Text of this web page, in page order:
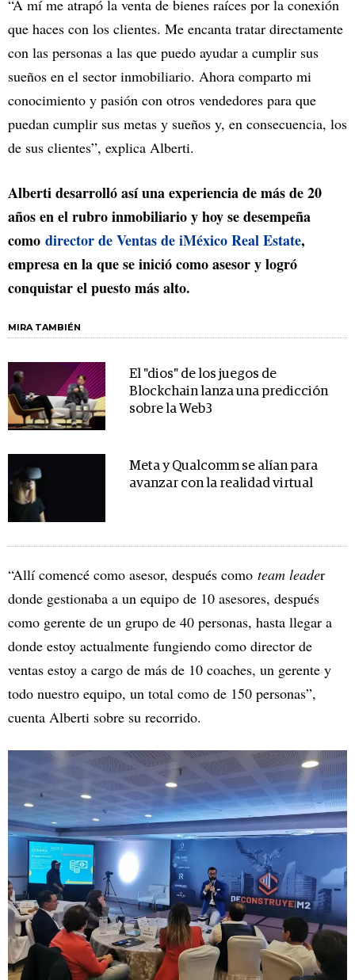
“A mí me atrapó la venta de bienes raíces por la conexión
que haces con los clientes. Me encanta tratar directamente
con las personas a las que puedo ayudar a cumplir sus
sueños en el sector inmobiliario. Ahora comparto mi
conocimiento y pasión con otros vendedores para que
puedan cumplir sus metas y sueños y, en consecuencia, los
de sus clientes”, explica Alberti.
Alberti desarrolló así una experiencia de más de 20
años en el rubro inmobiliario y hoy se desempeña
como director de Ventas de iMéxico Real Estate,
empresa en la que se inició como asesor y logró
conquistar el puesto más alto.
MIRA TAMBIÉN
El "dios" de los juegos de
Blockchain lanza una predicción
sobre la Web3
Meta y Qualcomm se alían para
avanzar con la realidad virtual
“Allí comencé como asesor, después como team leader
donde gestionaba a un equipo de 10 asesores, después
como gerente de un grupo de 40 personas, hasta llegar a
donde estoy actualmente fungiendo como director de
ventas estoy a cargo de más de 10 coaches, un gerente y
todo nuestro equipo, un total como de 150 personas”,
cuenta Alberti sobre su recorrido.